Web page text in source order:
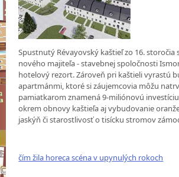
Spustnutý Révayovský kaštieľ zo 16.
nového majiteľa - stavebnej spoločnosti
hotelový rezort. Zároveň pri kaštieli vyrastú
apartmánmi, ktoré si záujemcovia môžu
pamiatkarom znamená 9-miliónovú
okrem obnovy kaštieľa aj vybudovanie
jaskýň či starostlivosť o tisícku stromov
čím žila horeca scéna v upynulých rokoch